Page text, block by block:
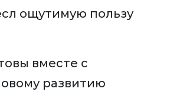
ощутимую пользу
вместе с
развитию